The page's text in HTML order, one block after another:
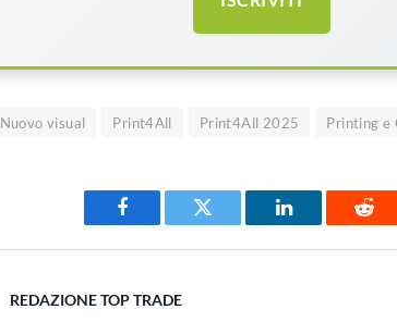
Nuovo visual Print4All Print4All 2025 Printing e
Facebook Twitter LinkedIn
REDAZIONE TOP TRADE